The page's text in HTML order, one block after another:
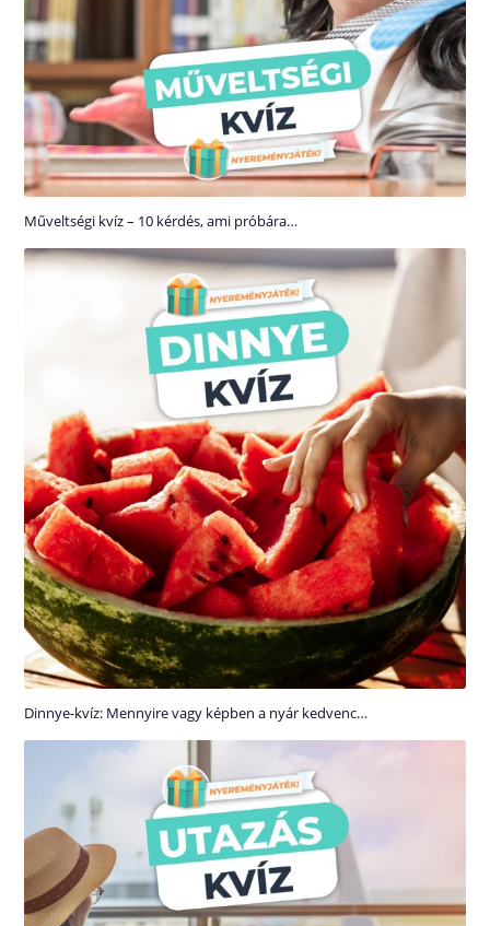
Műveltségi kvíz – 10 kérdés, ami próbára…
Dinnye-kvíz: Mennyire vagy képben a nyár kedvenc…